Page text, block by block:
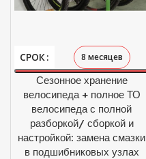
СРОК 8 месяцев
Сезонное хранение
велосипеда + полное ТО
велосипеда с полной
разборкой/ сборкой и
настройкой: замена смазки
в подшибниковых узлах